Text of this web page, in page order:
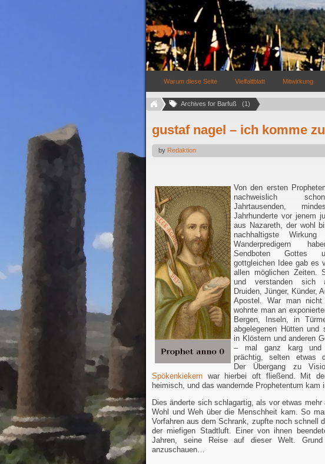
Warum diese Seite Vielfaltblatt Mitwirkung
Archives for Barfuß   (1)
gustaf nagel – ich komme
by Redaktion
Von den ersten
nachweislich
Jahrtausenden,
Jahrhunderte vor jenem
aus Nazareth, der wohl
nachhaltigste
Wanderpredigern
Sendboten Gottes
gottgleichen Idee gab es
allen möglichen Zeiten.
und verstanden sich
Druiden, Jünger, Künder,
Apostel. War man nicht
wohnte man an
Bergen, Inseln, in
abgelegenen Hütten und
in Klöstern und anderen
– mal ganz karg und
prächtig, selten etwas
Der Übergang zu
Spökenkiekern war hierbei oft fließend. Mit
heimisch, und das wandernde Prophetentum kam
Dies änderte sich schlagartig, als vor etwas
Wohl und Weh über die Menschheit kam. So
Vorfahren aus dem Schrank, zupfte noch schnell
der miefigen Stadtluft. Einer von ihnen
Jahren, seine Reise auf dieser Welt.
anzuschauen…